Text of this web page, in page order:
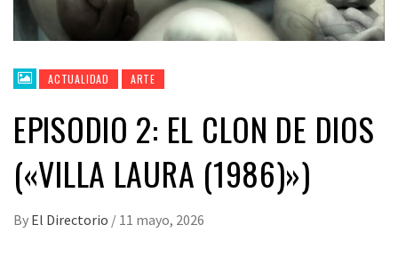
ACTUALIDAD ARTE
EPISODIO 2: EL CLON DE DIOS
(«VILLA LAURA (1986)»)
By El Directorio / 11 mayo, 2026